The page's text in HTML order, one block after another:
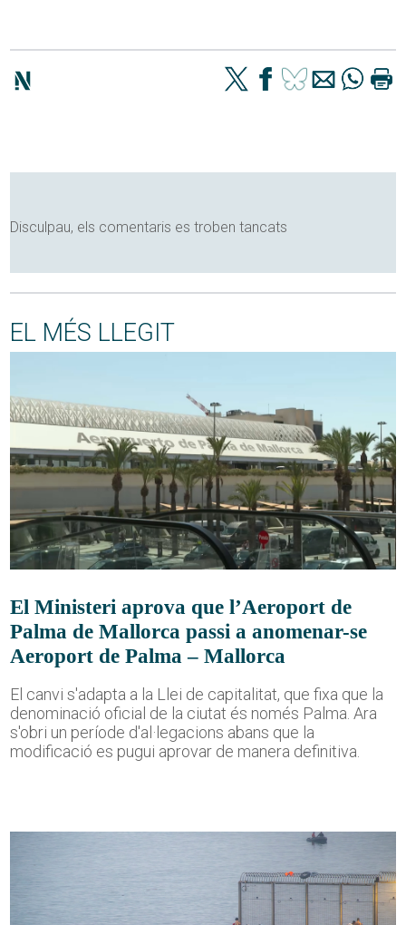
Disculpau, els comentaris es troben tancats
EL MÉS LLEGIT
El Ministeri aprova que l’Aeroport de
Palma de Mallorca passi a anomenar-se
Aeroport de Palma – Mallorca
El canvi s'adapta a la Llei de capitalitat, que fixa que la
denominació oficial de la ciutat és només Palma. Ara
s'obri un període d'al·legacions abans que la
modificació es pugui aprovar de manera definitiva.